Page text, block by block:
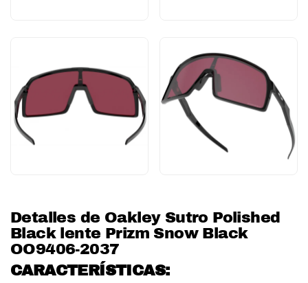
Detalles de Oakley Sutro Polished
Black lente Prizm Snow Black
OO9406-2037
CARACTERÍSTICAS: